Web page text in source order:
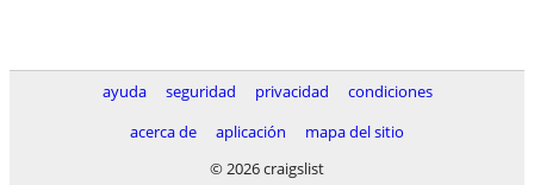
ayuda seguridad privacidad
condiciones
acerca de
aplicación
mapa del sitio
© 2026 craigslist